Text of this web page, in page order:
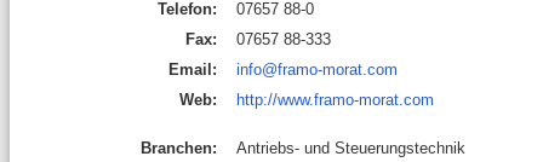
Telefon:
07657 88-0
Fax:
07657 88-333
Email:
info@framo-morat.com
Web:
http://www.framo-morat.com
Branchen: Antriebs- und Steuerungstechnik